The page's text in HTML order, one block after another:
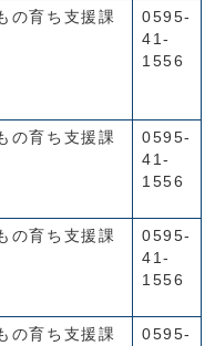
の育ち支援課
0595-
41-
1556
の育ち支援課
0595-
41-
1556
の育ち支援課
0595-
41-
1556
の育ち支援課
0595-